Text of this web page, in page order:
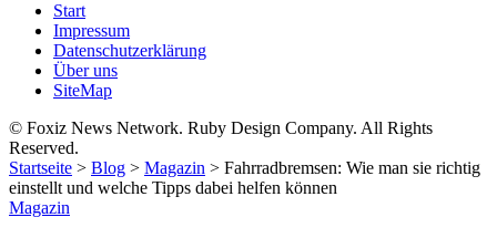
Start
Impressum
Datenschutzerklärung
Über uns
SiteMap
© Foxiz News Network. Ruby Design Company. All Rights
Reserved.
Startseite > Blog > Magazin > Fahrradbremsen: Wie man sie richtig
einstellt und welche Tipps dabei helfen können
Magazin